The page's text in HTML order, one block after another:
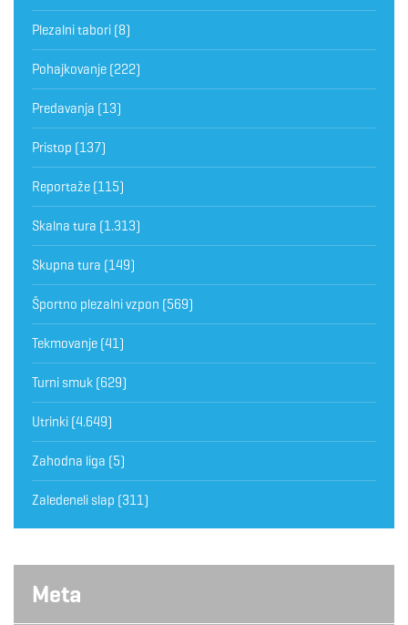
Plezalni tabori (8)
Pohajkovanje (222)
Predavanja (13)
Pristop (137)
Reportaže (115)
Skalna tura (1.313)
Skupna tura (149)
Športno plezalni vzpon (569)
Tekmovanje (41)
Turni smuk (629)
Utrinki (4.649)
Zahodna liga (5)
Zaledeneli slap (311)
Meta